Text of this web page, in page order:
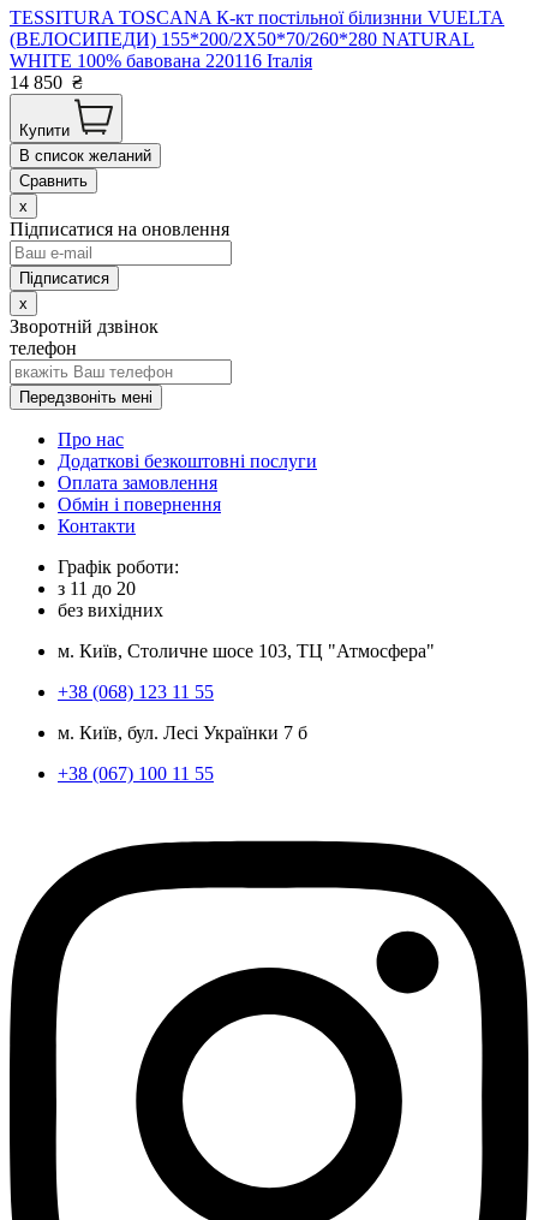
TESSITURA TOSCANA К-кт постільної білизнни VUELTA
(ВЕЛОСИПЕДИ) 155*200/2Х50*70/260*280 NATURAL
WHITE 100% бавована 220116 Італія
14 850 ₴
Купити
В список желаний
Сравнить
x
Підписатися на оновлення
x
Зворотній дзвінок
телефон
Передзвоніть мені
Про нас
Додаткові безкоштовні послуги
Оплата замовлення
Обмін і повернення
Контакти
Графік роботи:
з 11 до 20
без вихідних
м. Київ, Столичне шосе 103, ТЦ "Атмосфера"
+38 (068) 123 11 55
м. Київ, бул. Лесі Українки 7 б
+38 (067) 100 11 55